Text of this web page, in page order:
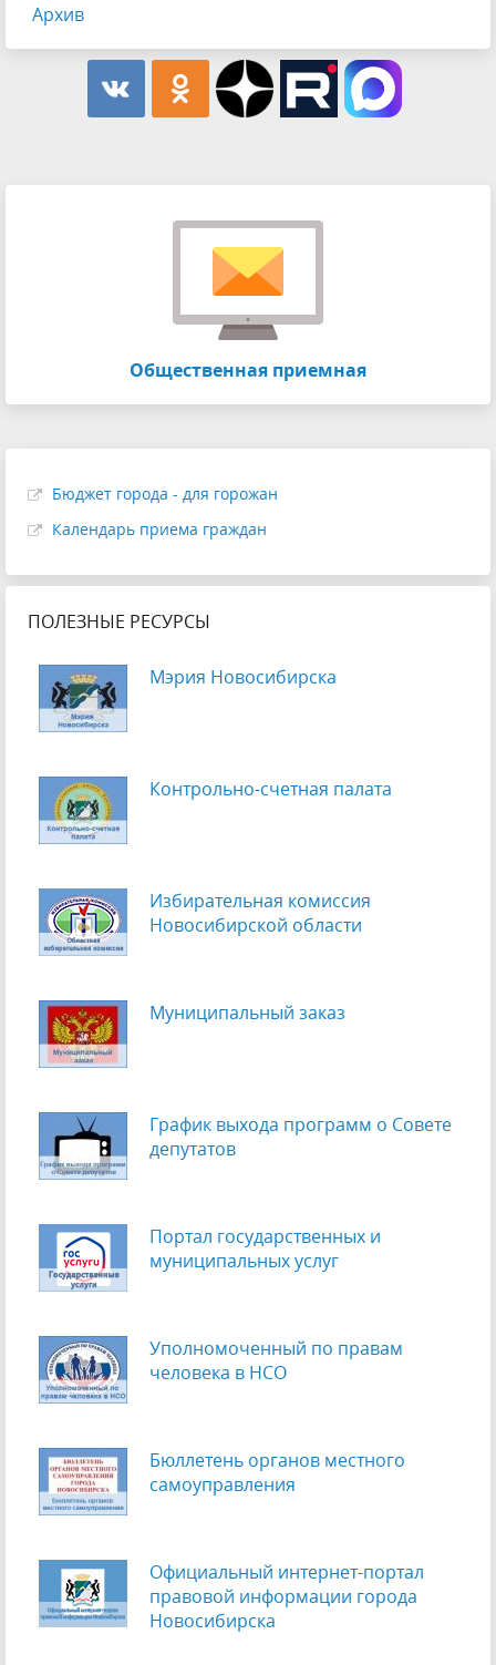
Архив
Общественная приемная
Бюджет города - для горожан
Календарь приема граждан
ПОЛЕЗНЫЕ РЕСУРСЫ
Мэрия Новосибирска
Контрольно-счетная палата
Избирательная комиссия
Новосибирской области
Муниципальный заказ
График выхода программ о Cовете
депутатов
Портал государственных и
муниципальных услуг
Уполномоченный по правам
человека в НСО
Бюллетень органов местного
самоуправления
Официальный интернет-портал
правовой информации города
Новосибирска